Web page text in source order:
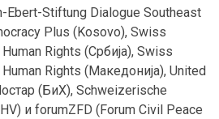
Ebert-Stiftung Dialogue Southeast
Plus (Kosovo), Swiss
Rights (Србија), Swiss
Rights (Македонија), United
(БиХ), Schweizerische
и forumZFD (Forum Civil Peace